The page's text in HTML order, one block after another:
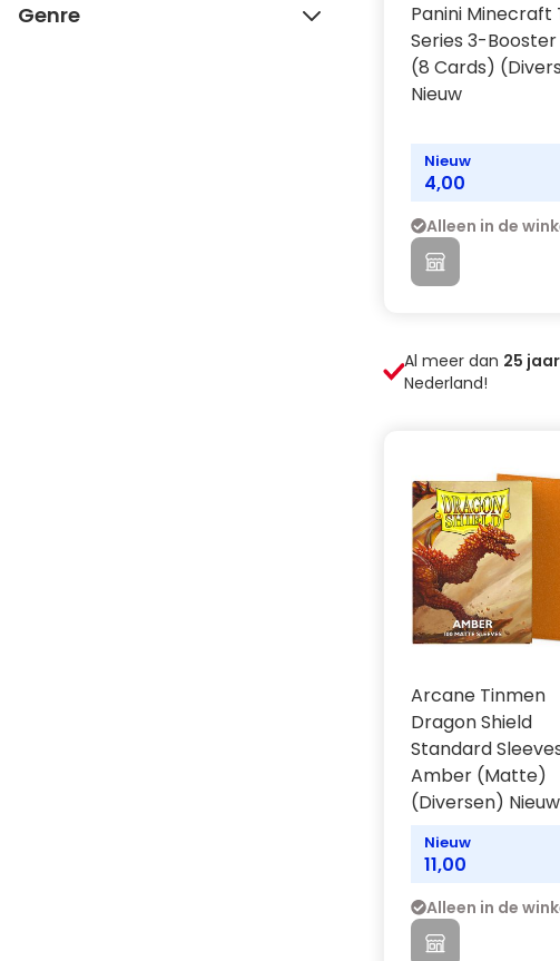
Genre
Panini Minecraft
Series 3-
(8 Cards)
Nieuw
Nieuw
4,00
Alleen in de
Al meer dan 25 jaar
Nederland!
Arcane Tinmen
Dragon Shield
Standard
Amber (Matte)
(Diversen) Nieuw
Nieuw
11,00
Alleen in de